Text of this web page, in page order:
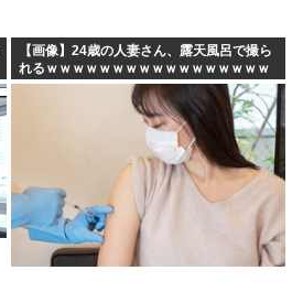
【画像】24歳の人妻さん、露天風呂で撮ら
れるｗｗｗｗｗｗｗｗｗｗｗｗｗｗｗｗｗ